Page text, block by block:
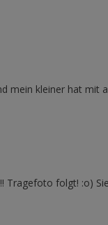
mein kleiner hat mit
folgt! :o)